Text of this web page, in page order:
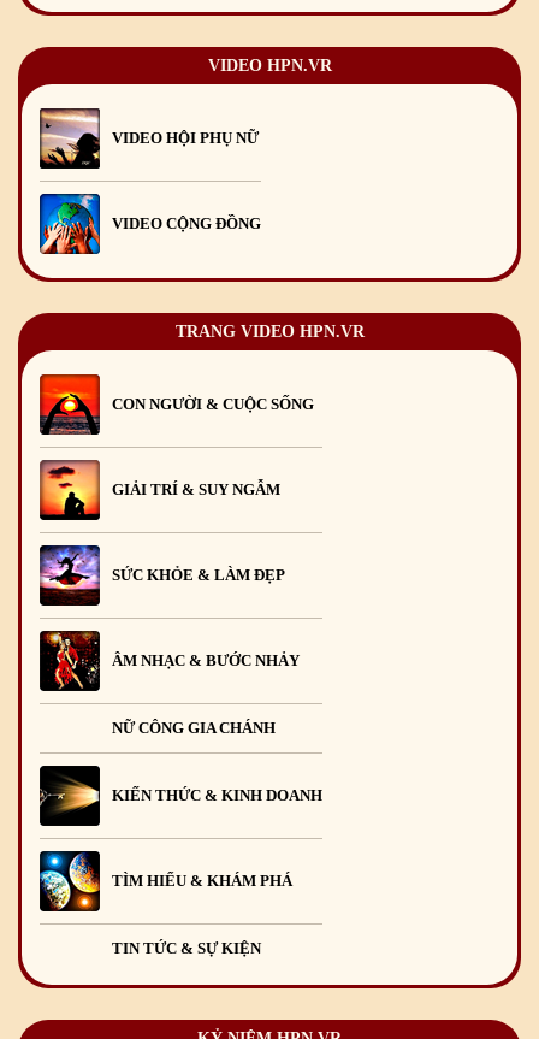
Chúc mừng Giáng sinh và Năm mới 2025 24/12/2024
Mừng Xuân Giáp Thìn 2024 09/02/2024
VIDEO HPN.VR
VIDEO HỘI PHỤ NỮ
VIDEO CỘNG ĐỒNG
TRANG VIDEO HPN.VR
CON NGƯỜI & CUỘC SỐNG
GIẢI TRÍ & SUY NGẪM
SỨC KHỎE & LÀM ĐẸP
ÂM NHẠC & BƯỚC NHẢY
NỮ CÔNG GIA CHÁNH
KIẾN THỨC & KINH DOANH
TÌM HIỂU & KHÁM PHÁ
TIN TỨC & SỰ KIỆN